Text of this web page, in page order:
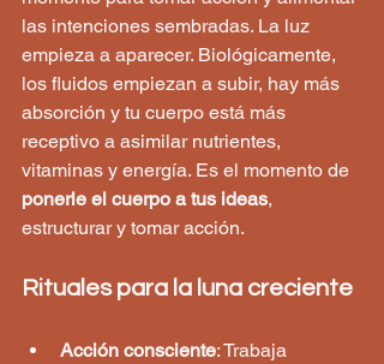
las intenciones sembradas. La luz
empieza a aparecer. Biológicamente,
los fluidos empiezan a subir, hay más
absorción y tu cuerpo está más
receptivo a asimilar nutrientes,
vitaminas y energía. Es el momento de
ponerle el cuerpo a tus ideas,
estructurar y tomar acción.
Rituales para la luna creciente
Acción consciente: Trabaja